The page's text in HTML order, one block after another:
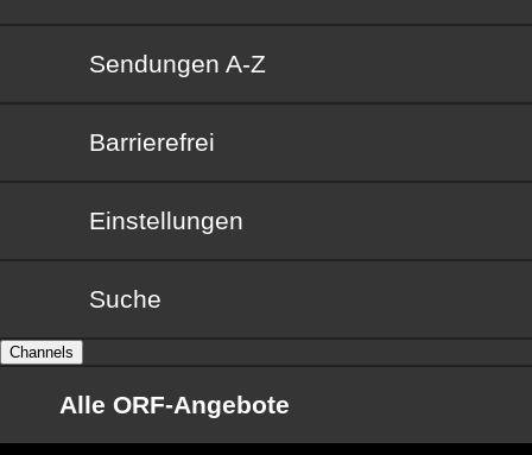
Sendungen von A bis Z
Sendungen A-Z
Barrierefrei
Barrierefrei
Einstellungen
Suche
Channels
Alle ORF-Angebote